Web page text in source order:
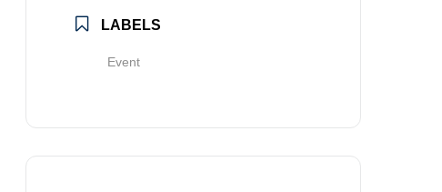
LABELS
Event